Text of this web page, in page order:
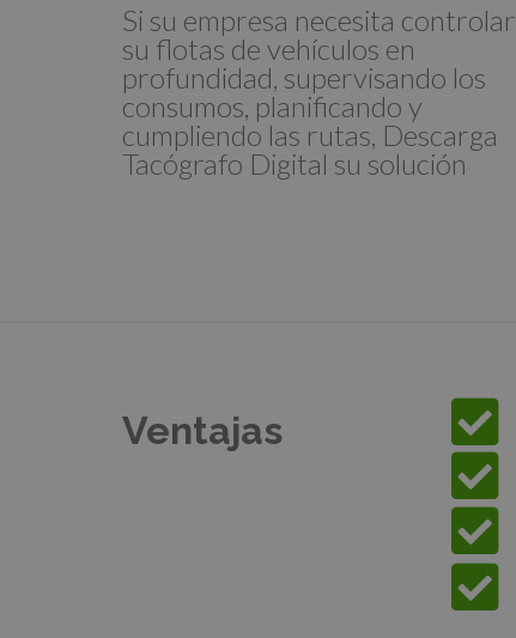
Si su empresa necesita controlar
su flotas de vehículos en
profundidad, supervisando los
consumos, planificando y
cumpliendo las rutas, Descarga
Tacógrafo Digital su solución
Ventajas